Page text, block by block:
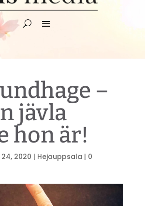
–
jävla
hon är!
2020 | Hejauppsala | 0